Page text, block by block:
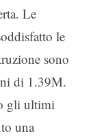
Le
le
sono
di 1.39M.
gli ultimi
una